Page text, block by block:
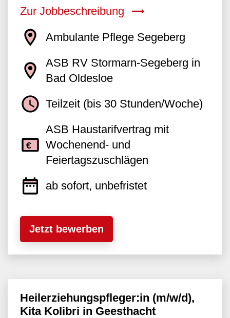
Zur Jobbeschreibung
Ambulante Pflege Segeberg
ASB RV Stormarn-Segeberg in
Bad Oldesloe
Teilzeit (bis 30 Stunden/Woche)
ASB Haustarifvertrag mit
Wochenend- und
Feiertagszuschlägen
ab sofort, unbefristet
Jetzt bewerben
Heilerziehungspfleger:in (m/w/d),
Kita Kolibri in Geesthacht